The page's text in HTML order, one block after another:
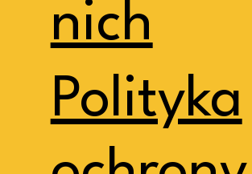
nich
Polityka